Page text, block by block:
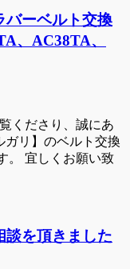
バーベルト交換
、AC38TA、
くださり、誠にあ
リ】のベルト交換
。 宜しくお願い致
談を頂きました